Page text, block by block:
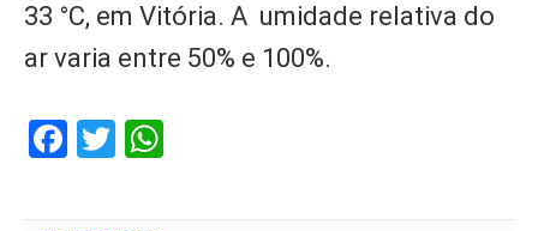
33 °C, em Vitória. A umidade relativa do
ar varia entre 50% e 100%.
Facebook
Twitter